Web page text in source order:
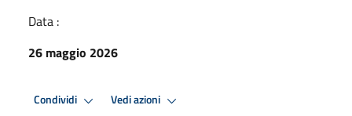
Data :
26 maggio 2026
Condividi Vedi azioni